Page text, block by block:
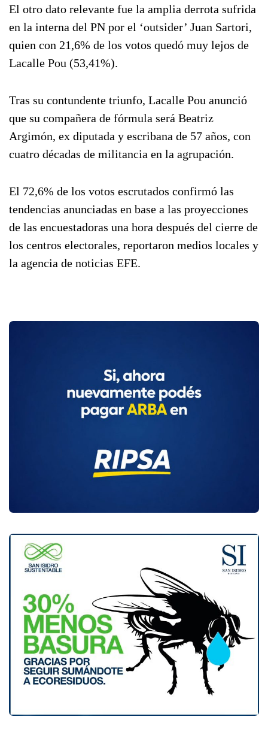
El otro dato relevante fue la amplia derrota sufrida
en la interna del PN por el ‘outsider’ Juan Sartori,
quien con 21,6% de los votos quedó muy lejos de
Lacalle Pou (53,41%).
Tras su contundente triunfo, Lacalle Pou anunció
que su compañera de fórmula será Beatriz
Argimón, ex diputada y escribana de 57 años, con
cuatro décadas de militancia en la agrupación.
El 72,6% de los votos escrutados confirmó las
tendencias anunciadas en base a las proyecciones
de las encuestadoras una hora después del cierre de
los centros electorales, reportaron medios locales y
la agencia de noticias EFE.